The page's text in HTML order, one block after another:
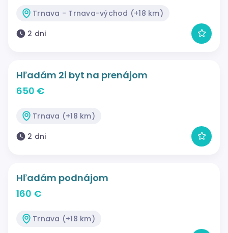
Trnava - Trnava-východ (+18 km)
2 dni
Hľadám 2i byt na prenájom
650 €
Trnava (+18 km)
2 dni
Hľadám podnájom
160 €
Trnava (+18 km)